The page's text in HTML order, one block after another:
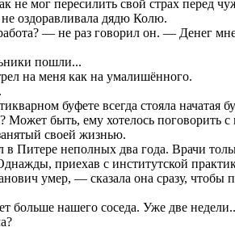
не мог пересилить свой страх перед
оздоравливала дядю Колю.
— не раз говорил он. — Денег
пошли...
на меня как на умалишённого.
буфете всегда стояла начатая
Может быть, ему хотелось поговорить
своей жизнью.
Питере неполных два года. Врачи
приехав с институтской
умер, — сказала она сразу, чтобы
больше нашего соседа. Уже две